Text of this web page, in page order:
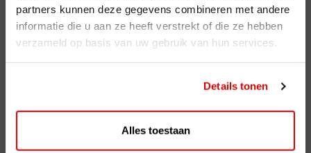
partners kunnen deze gegevens combineren met andere
informatie die u aan ze heeft verstrekt of die ze hebben
verzameld op basis van uw gebruik van hun services.
Details tonen
Alles toestaan
AVIA Diensten
Benzine